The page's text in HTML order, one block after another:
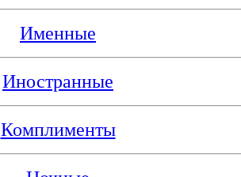
Именные
Иностранные
Комплименты